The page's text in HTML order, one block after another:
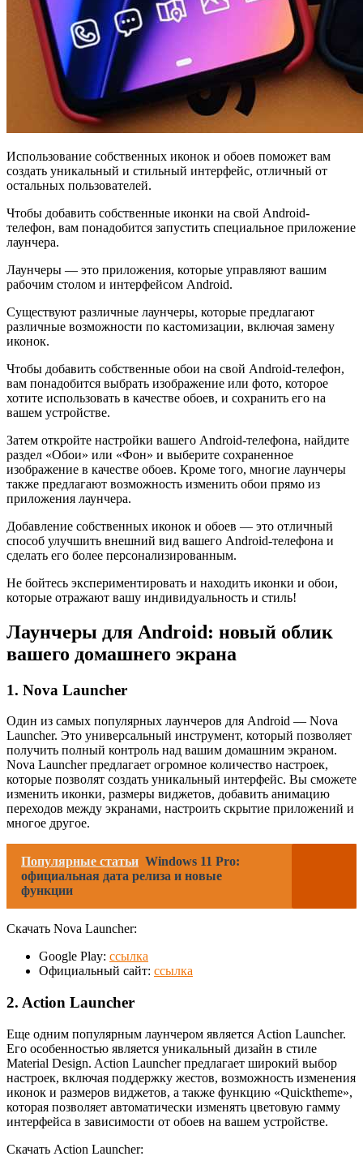
Использование собственных иконок и обоев поможет вам
создать уникальный и стильный интерфейс, отличный от
остальных пользователей.
Чтобы добавить собственные иконки на свой Android-
телефон, вам понадобится запустить специальное приложение
лаунчера.
Лаунчеры — это приложения, которые управляют вашим
рабочим столом и интерфейсом Android.
Существуют различные лаунчеры, которые предлагают
различные возможности по кастомизации, включая замену
иконок.
Чтобы добавить собственные обои на свой Android-телефон,
вам понадобится выбрать изображение или фото, которое
хотите использовать в качестве обоев, и сохранить его на
вашем устройстве.
Затем откройте настройки вашего Android-телефона, найдите
раздел «Обои» или «Фон» и выберите сохраненное
изображение в качестве обоев. Кроме того, многие лаунчеры
также предлагают возможность изменить обои прямо из
приложения лаунчера.
Добавление собственных иконок и обоев — это отличный
способ улучшить внешний вид вашего Android-телефона и
сделать его более персонализированным.
Не бойтесь экспериментировать и находить иконки и обои,
которые отражают вашу индивидуальность и стиль!
Лаунчеры для Android: новый облик
вашего домашнего экрана
1. Nova Launcher
Один из самых популярных лаунчеров для Android — Nova
Launcher. Это универсальный инструмент, который позволяет
получить полный контроль над вашим домашним экраном.
Nova Launcher предлагает огромное количество настроек,
которые позволят создать уникальный интерфейс. Вы сможете
изменить иконки, размеры виджетов, добавить анимацию
переходов между экранами, настроить скрытие приложений и
многое другое.
Популярные статьи Windows 11 Pro:
официальная дата релиза и новые
функции
Скачать Nova Launcher:
Google Play: ссылка
Официальный сайт: ссылка
2. Action Launcher
Еще одним популярным лаунчером является Action Launcher.
Его особенностью является уникальный дизайн в стиле
Material Design. Action Launcher предлагает широкий выбор
настроек, включая поддержку жестов, возможность изменения
иконок и размеров виджетов, а также функцию «Quicktheme»,
которая позволяет автоматически изменять цветовую гамму
интерфейса в зависимости от обоев на вашем устройстве.
Скачать Action Launcher: